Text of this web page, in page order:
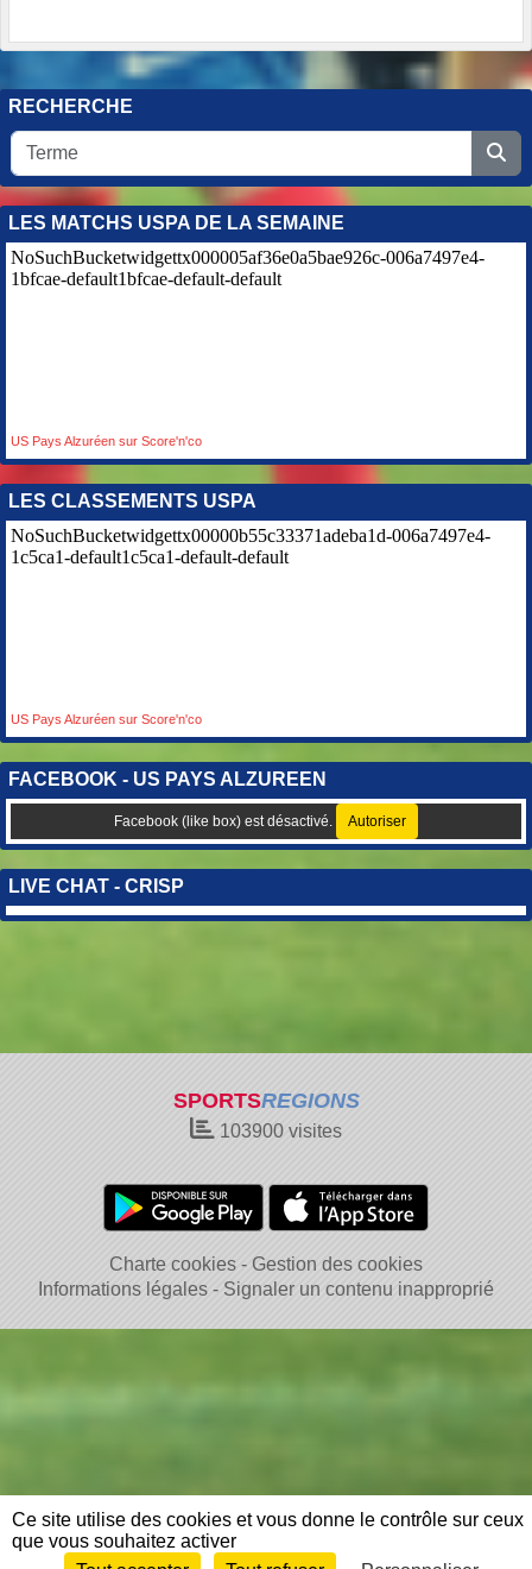
RECHERCHE
LES MATCHS USPA DE LA SEMAINE
US Pays Alzuréen sur Score'n'co
LES CLASSEMENTS USPA
US Pays Alzuréen sur Score'n'co
FACEBOOK - US PAYS ALZUREEN
Facebook (like box) est désactivé. Autoriser
LIVE CHAT - CRISP
SPORTSREGIONS
103900 visites
Charte cookies
Gestion des cookies
Informations légales
Signaler un contenu inapproprié
Ce site utilise des cookies et vous donne le contrôle sur ceux
que vous souhaitez activer